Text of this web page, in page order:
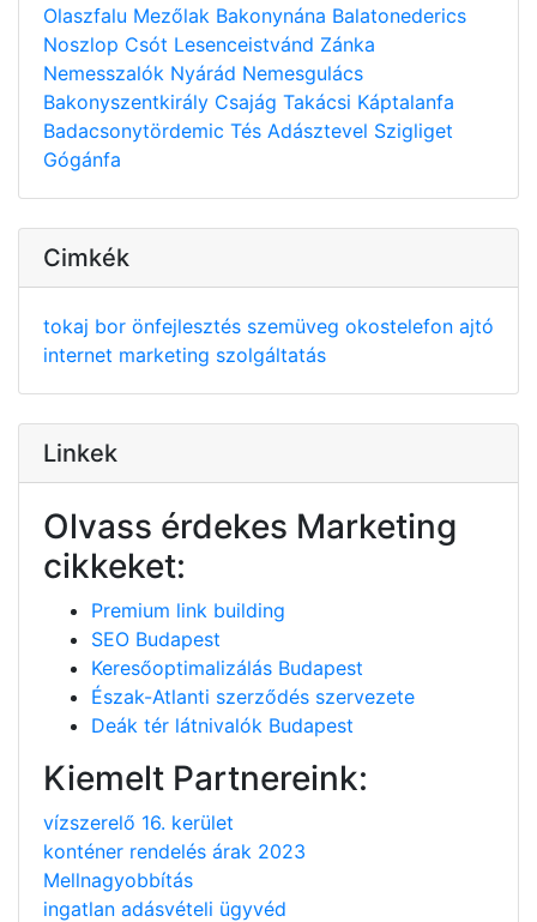
Olaszfalu Mezőlak Bakonynána Balatonederics
Noszlop Csót Lesenceistvánd Zánka
Nemesszalók Nyárád Nemesgulács
Bakonyszentkirály Csajág Takácsi Káptalanfa
Badacsonytördemic Tés Adásztevel Szigliget
Gógánfa
Cimkék
tokaj bor önfejlesztés szemüveg okostelefon ajtó
internet marketing szolgáltatás
Linkek
Olvass érdekes Marketing
cikkeket:
Premium link building
SEO Budapest
Keresőoptimalizálás Budapest
Észak-Atlanti szerződés szervezete
Deák tér látnivalók Budapest
Kiemelt Partnereink:
vízszerelő 16. kerület
konténer rendelés árak 2023
Mellnagyobbítás
ingatlan adásvételi ügyvéd